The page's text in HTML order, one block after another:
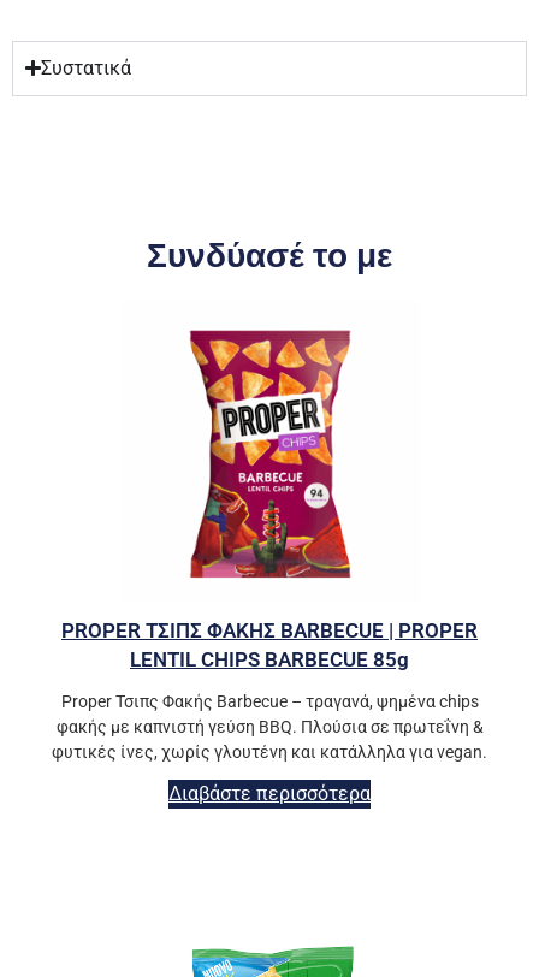
Συστατικά
Συνδύασέ το με
PROPER ΤΣΙΠΣ ΦΑΚΗΣ BARBECUE | PROPER
LENTIL CHIPS BARBECUE 85g
Proper Τσιπς Φακής Barbecue – τραγανά, ψημένα chips
φακής με καπνιστή γεύση BBQ. Πλούσια σε πρωτεΐνη &
φυτικές ίνες, χωρίς γλουτένη και κατάλληλα για vegan.
Διαβάστε περισσότερα